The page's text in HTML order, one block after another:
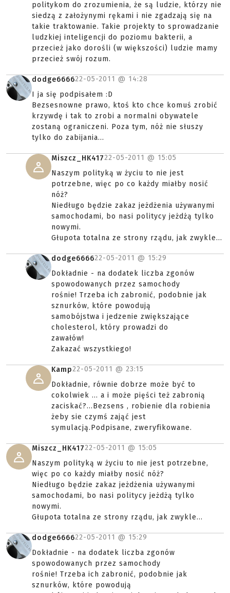
politykom do zrozumienia, że są ludzie, którzy nie
siedzą z założynymi rękami i nie zgadzają się na
takie traktowanie. Takie projekty to sprowadzanie
ludzkiej inteligencji do poziomu bakterii, a
przecież jako dorośli (w większości) ludzie mamy
przecież swój rozum.
dodge666622-05-2011 @ 14:28
I ja się podpisałem :D
Bezsesnowne prawo, ktoś kto chce komuś zrobić
krzywdę i tak to zrobi a normalni obywatele
zostaną ograniczeni. Poza tym, nóż nie słuszy
tylko do zabijania...
Miszcz_HK41722-05-2011 @ 15:05
Naszym polityką w życiu to nie jest
potrzebne, więc po co każdy miałby nosić
nóż?
Niedługo będzie zakaz jeżdżenia używanymi
samochodami, bo nasi politycy jeżdżą tylko
nowymi.
Głupota totalna ze strony rządu, jak zwykle...
dodge666622-05-2011 @ 15:29
Dokładnie - na dodatek liczba zgonów
spowodowanych przez samochody
rośnie! Trzeba ich zabronić, podobnie jak
sznurków, które powodują
samobójstwa i jedzenie zwiększające
cholesterol, który prowadzi do
zawałów!
Zakazać wszystkiego!
Kamp22-05-2011 @ 23:15
Dokładnie, równie dobrze może być to
cokolwiek ... a i może pięści też zabronią
zaciskać?...Bezsens , robienie dla robienia
żeby sie czymś zająć jest
symulacją.Podpisane, zweryfikowane.
Miszcz_HK41722-05-2011 @ 15:05
Naszym polityką w życiu to nie jest potrzebne,
więc po co każdy miałby nosić nóż?
Niedługo będzie zakaz jeżdżenia używanymi
samochodami, bo nasi politycy jeżdżą tylko
nowymi.
Głupota totalna ze strony rządu, jak zwykle...
dodge666622-05-2011 @ 15:29
Dokładnie - na dodatek liczba zgonów
spowodowanych przez samochody
rośnie! Trzeba ich zabronić, podobnie jak
sznurków, które powodują